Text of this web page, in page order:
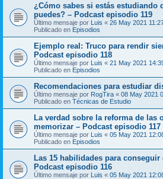
¿Cómo sabes si estás estudiando
puedes? – Podcast episodio 119
Último mensaje por Luis « 26 May 2021
Publicado en Episodios
Ejemplo real: Truco para rendir
Podcast episodio 118
Último mensaje por Luis « 21 May 2021
Publicado en Episodios
Recomendaciones para estudiar
Último mensaje por RogTira « 08 May 2021
Publicado en Técnicas de Estudio
La verdad sobre la reforma de las
memorizar – Podcast episodio 117
Último mensaje por Luis « 05 May 2021
Publicado en Episodios
Las 15 habilidades para
Podcast episodio 116
Último mensaje por Luis « 05 May 2021